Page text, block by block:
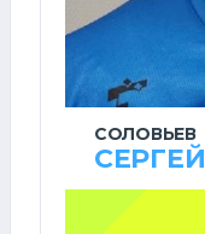
СОЛОВЬЕВ
СЕРГЕЙ